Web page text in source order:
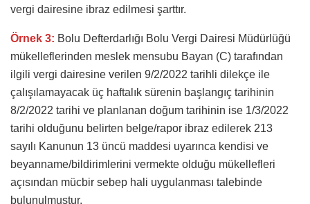
vergi dairesine ibraz edilmesi şarttır.
Örnek 3: Bolu Defterdarlığı Bolu Vergi Dairesi Müdürlüğü
mükelleflerinden meslek mensubu Bayan (C) tarafından
ilgili vergi dairesine verilen 9/2/2022 tarihli dilekçe ile
çalışılamayacak üç haftalık sürenin başlangıç tarihinin
8/2/2022 tarihi ve planlanan doğum tarihinin ise 1/3/2022
tarihi olduğunu belirten belge/rapor ibraz edilerek 213
sayılı Kanunun 13 üncü maddesi uyarınca kendisi ve
beyanname/bildirimlerini vermekte olduğu mükellefleri
açısından mücbir sebep hali uygulanması talebinde
bulunulmuştur.